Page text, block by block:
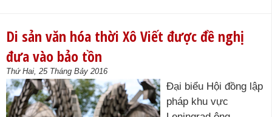
Di sản văn hóa thời Xô Viết được đề nghị
đưa vào bảo tồn
Thứ Hai, 25 Tháng Bảy 2016
Đại biểu Hội đồng lập
pháp khu vực